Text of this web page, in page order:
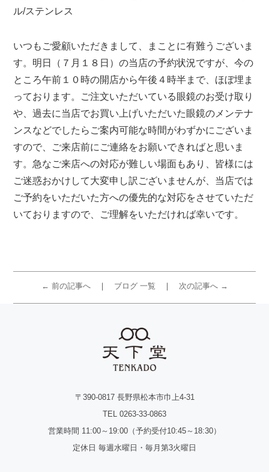
ル/ステンレス
いつもご愛顧いただきまして、まことに有難うございま
す。明日（７月１８日）の当店の予約状況ですが、今の
ところ午前１０時の開店から午後４時半まで、ほぼ埋ま
っております。ご注文いただいている眼鏡のお受け取り
や、過去に当店でお買い上げいただいた眼鏡のメンテナ
ンスなどでしたらご案内可能な時間がわずかにございま
すので、ご来店前にご連絡をお願いできればと思いま
す。急なご来店への対応が難しい場面もあり、皆様には
ご迷惑おかけして大変申し訳ございませんが、当店では
ご予約をいただいた方への優先的な対応をさせていただ
いておりますので、ご理解をいただければ幸いです。
← 前の記事へ ブログ 一覧 次の記事へ →
〒390-0817 長野県松本市巾上4-31
TEL 0263-33-0863
営業時間 11:00～19:00（予約受付10:45～18:30）
定休日 毎週水曜日・毎月第3火曜日